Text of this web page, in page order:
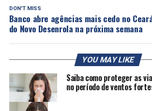
DON'T MISS
Banco abre agências mais cedo no
do Novo Desenrola na próxima semana
YOU MAY LIKE
Saiba como proteger as
no período de ventos